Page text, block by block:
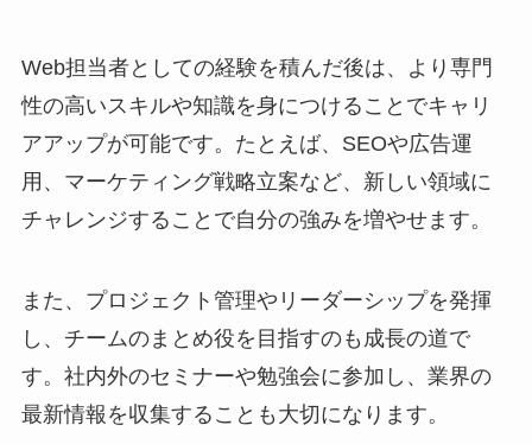
Web担当者としての経験を積んだ後は、より専門
性の高いスキルや知識を身につけることでキャリ
アアップが可能です。たとえば、SEOや広告運
用、マーケティング戦略立案など、新しい領域に
チャレンジすることで自分の強みを増やせます。
また、プロジェクト管理やリーダーシップを発揮
し、チームのまとめ役を目指すのも成長の道で
す。社内外のセミナーや勉強会に参加し、業界の
最新情報を収集することも大切になります。